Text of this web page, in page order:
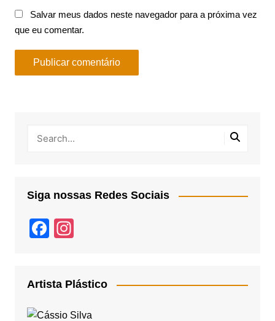
Salvar meus dados neste navegador para a próxima vez
que eu comentar.
Siga nossas Redes Sociais
F
e
gr
a
Artista Plástico